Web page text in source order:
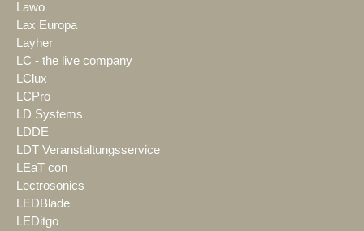
Lawo
Lax Europa
Layher
LC - the live company
LClux
LCPro
LD Systems
LDDE
LDT Veranstaltungsservice
LEaT con
Lectrosonics
LEDBlade
LEDitgo